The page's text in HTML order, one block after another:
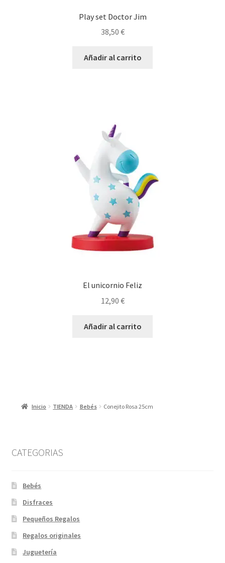
Play set Doctor Jim
38,50 €
Añadir al carrito
El unicornio Feliz
12,90 €
Añadir al carrito
Inicio TIENDA Bebés Conejito Rosa 25cm
CATEGORIAS
Bebés
Disfraces
Pequeños Regalos
Regalos originales
Juguetería